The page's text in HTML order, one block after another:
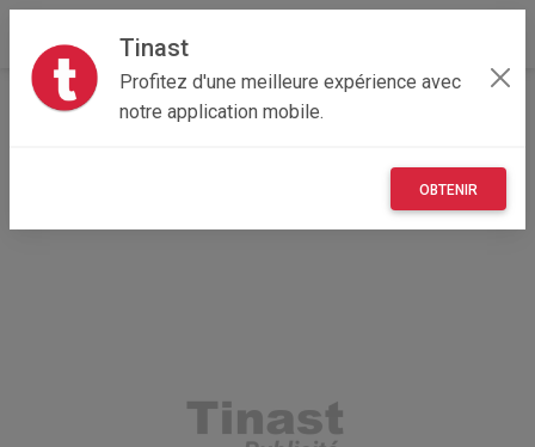
Tinast
Profitez d'une meilleure expérience avec
notre application mobile.
OBTENIR
Accueil Recherche Île-de-France